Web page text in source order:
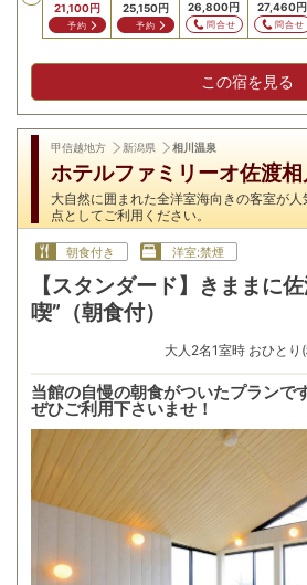
円 21,100円
予約
25,150円
予約
26,800円
問合せ
27,460円
問合せ
この宿を見る
甲信越地方 新潟県 相川温泉
ホテルファミリーオ佐渡相
大自然に囲まれた全洋室海向きの客室が
点としてご利用ください。
朝食付き 洋室:禁煙
【スタンダード】きままに
喫”（朝食付）
大人 2名1室時 おひとり
当館の自慢の朝食がついたプランで
ぜひご利用下さいませ！